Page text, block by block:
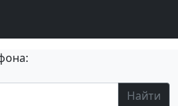
Найти